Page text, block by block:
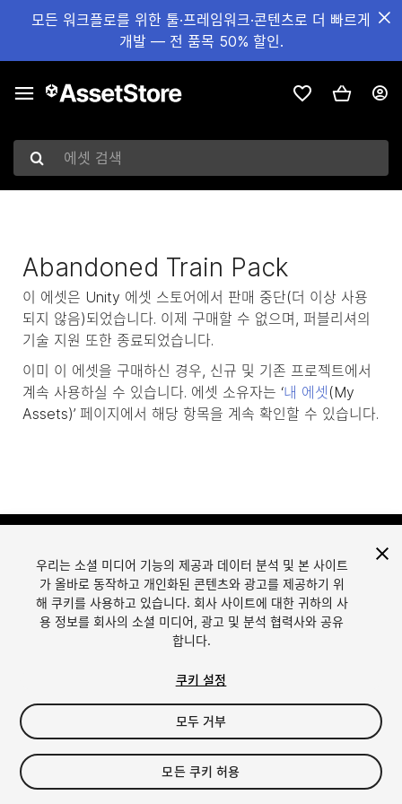
모든 워크플로를 위한 툴·프레임워크·콘텐츠로 더 빠르게
개발 — 전 품목 50% 할인.
에셋 검색
Abandoned Train Pack
이 에셋은 Unity 에셋 스토어에서 판매 중단(더 이상 사용
되지 않음)되었습니다. 이제 구매할 수 없으며, 퍼블리셔의
기술 지원 또한 종료되었습니다.
이미 이 에셋을 구매하신 경우, 신규 및 기존 프로젝트에서
계속 사용하실 수 있습니다. 에셋 소유자는 ‘내 에셋 (My
Assets)’ 페이지에서 해당 항목을 계속 확인할 수 있습니다.
한국어
日本語
Unity에서 에셋 판매
Sell Assets
에셋 스토어 툴
퍼블리셔 로그인
자주 묻는 질문
우리는 소셜 미디어 기능의 제공과 데이터 분석 및 본 사이트
가 올바로 동작하고 개인화된 콘텐츠와 광고를 제공하기 위
해 쿠키를 사용하고 있습니다. 회사 사이트에 대한 귀하의 사
용 정보를 회사의 소셜 미디어, 광고 및 분석 협력사와 공유
합니다.
쿠키 설정
모두 거부
모든 쿠키 허용